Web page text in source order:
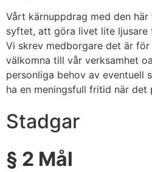
Vårt kärnuppdrag med den
syftet, att göra livet lite ljusare
Vi skrev medborgare det är
välkomna till vår verksamhet
personliga behov av eventuell
ha en meningsfull fritid när det
Stadgar
§ 2 Mål